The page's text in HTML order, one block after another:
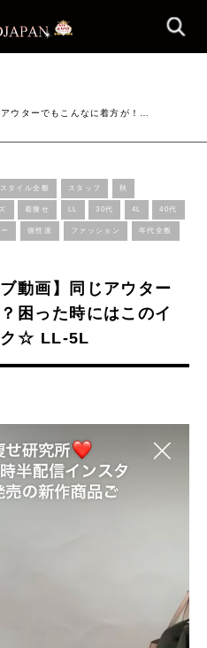
ウターでもこんなに着方が！…
スタイル全般 スタッフ 秋
着痩せ LL 30代 4L 40代
個性派 ファッション 年代全般
動画】同じアウター
困った時にはこのイ
ク☆ LL-5L